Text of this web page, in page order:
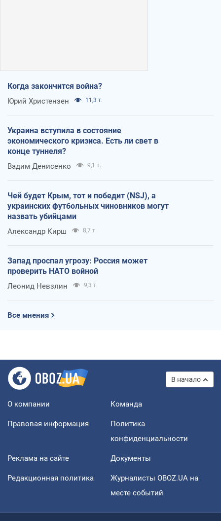
Когда закончится война?
Юрий Христензен 11,3 т.
Украина вступила в состояние
экономического кризиса. Есть ли свет в
конце туннеля?
Вадим Денисенко 9,1 т.
Чей будет Крым, тот и победит (NSJ), а
украинских футбольных чиновников могут
назвать убийцами
Александр Кирш 8,7 т.
Запад проспал угрозу: Россия может
проверить НАТО войной
Леонид Невзлин 9,3 т.
Все мнения
В начало
О компании Команда
Правовая информация
Политика
конфиденциальности
Реклама на сайте Документы
Редакционная политика
Журналисты OBOZ.UA на
месте событий